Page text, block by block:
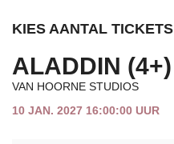
KIES AANTAL TICKETS
ALADDIN (4+)
VAN HOORNE STUDIOS
10 JAN. 2027 16:00:00 UUR